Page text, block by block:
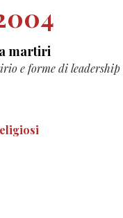
martiri
e forme di leadership